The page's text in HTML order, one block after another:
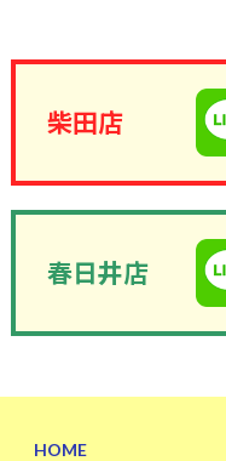
柴田店
春日井店
HOME